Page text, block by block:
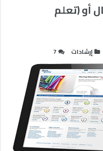
أو (تعلم
إرشادات 7